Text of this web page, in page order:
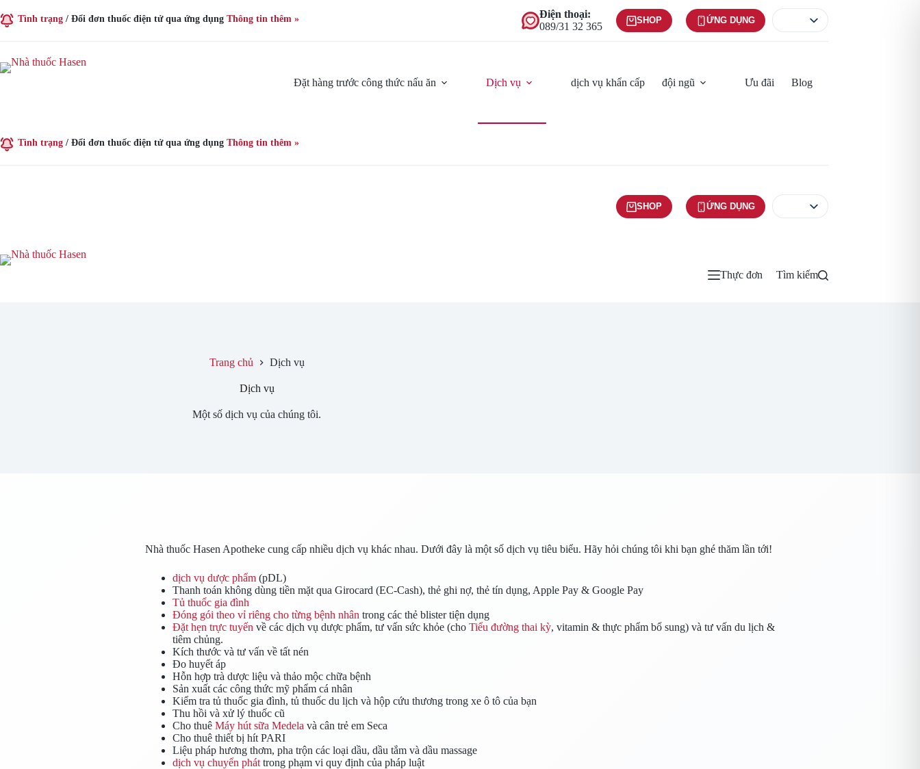
đến
phần
Tình trạng / Đổi đơn thuốc điện tử qua ứng dụng Thông tin thêm »
Điện thoại:
089/31 32 365
SHOP ỨNG DỤNG
Đặt hàng trước công thức nấu ăn Dịch vụ dịch vụ khẩn cấp đội ngũ Ưu đãi Blog
Tình trạng / Đổi đơn thuốc điện tử qua ứng dụng Thông tin thêm »
SHOP ỨNG DỤNG
Thực đơn Tìm kiếm
Trang chủ Dịch vụ
Dịch vụ
Một số dịch vụ của chúng tôi.
Nhà thuốc Hasen Apotheke cung cấp nhiều dịch vụ khác nhau. Dưới đây là một số dịch vụ tiêu biểu. Hãy hỏi chúng tôi khi bạn ghé thăm lần tới!
dịch vụ dược phẩm (pDL)
Thanh toán không dùng tiền mặt qua Girocard (EC-Cash), thẻ ghi nợ, thẻ tín dụng, Apple Pay & Google Pay
Tủ thuốc gia đình
Đóng gói theo vỉ riêng cho từng bệnh nhân trong các thẻ blister tiện dụng
Đặt hẹn trực tuyến về các dịch vụ dược phẩm, tư vấn sức khỏe (cho Tiểu đường thai kỳ, vitamin & thực phẩm bổ sung) và tư vấn du lịch &
tiêm chủng.
Kích thước và tư vấn về tất nén
Đo huyết áp
Hỗn hợp trà dược liệu và thảo mộc chữa bệnh
Sản xuất các công thức mỹ phẩm cá nhân
Kiểm tra tủ thuốc gia đình, tủ thuốc du lịch và hộp cứu thương trong xe ô tô của bạn
Thu hồi và xử lý thuốc cũ
Cho thuê Máy hút sữa Medela và cân trẻ em Seca
Cho thuê thiết bị hít PARI
Liệu pháp hương thơm, pha trộn các loại dầu, dầu tắm và dầu massage
dịch vụ chuyển phát trong phạm vi quy định của pháp luật